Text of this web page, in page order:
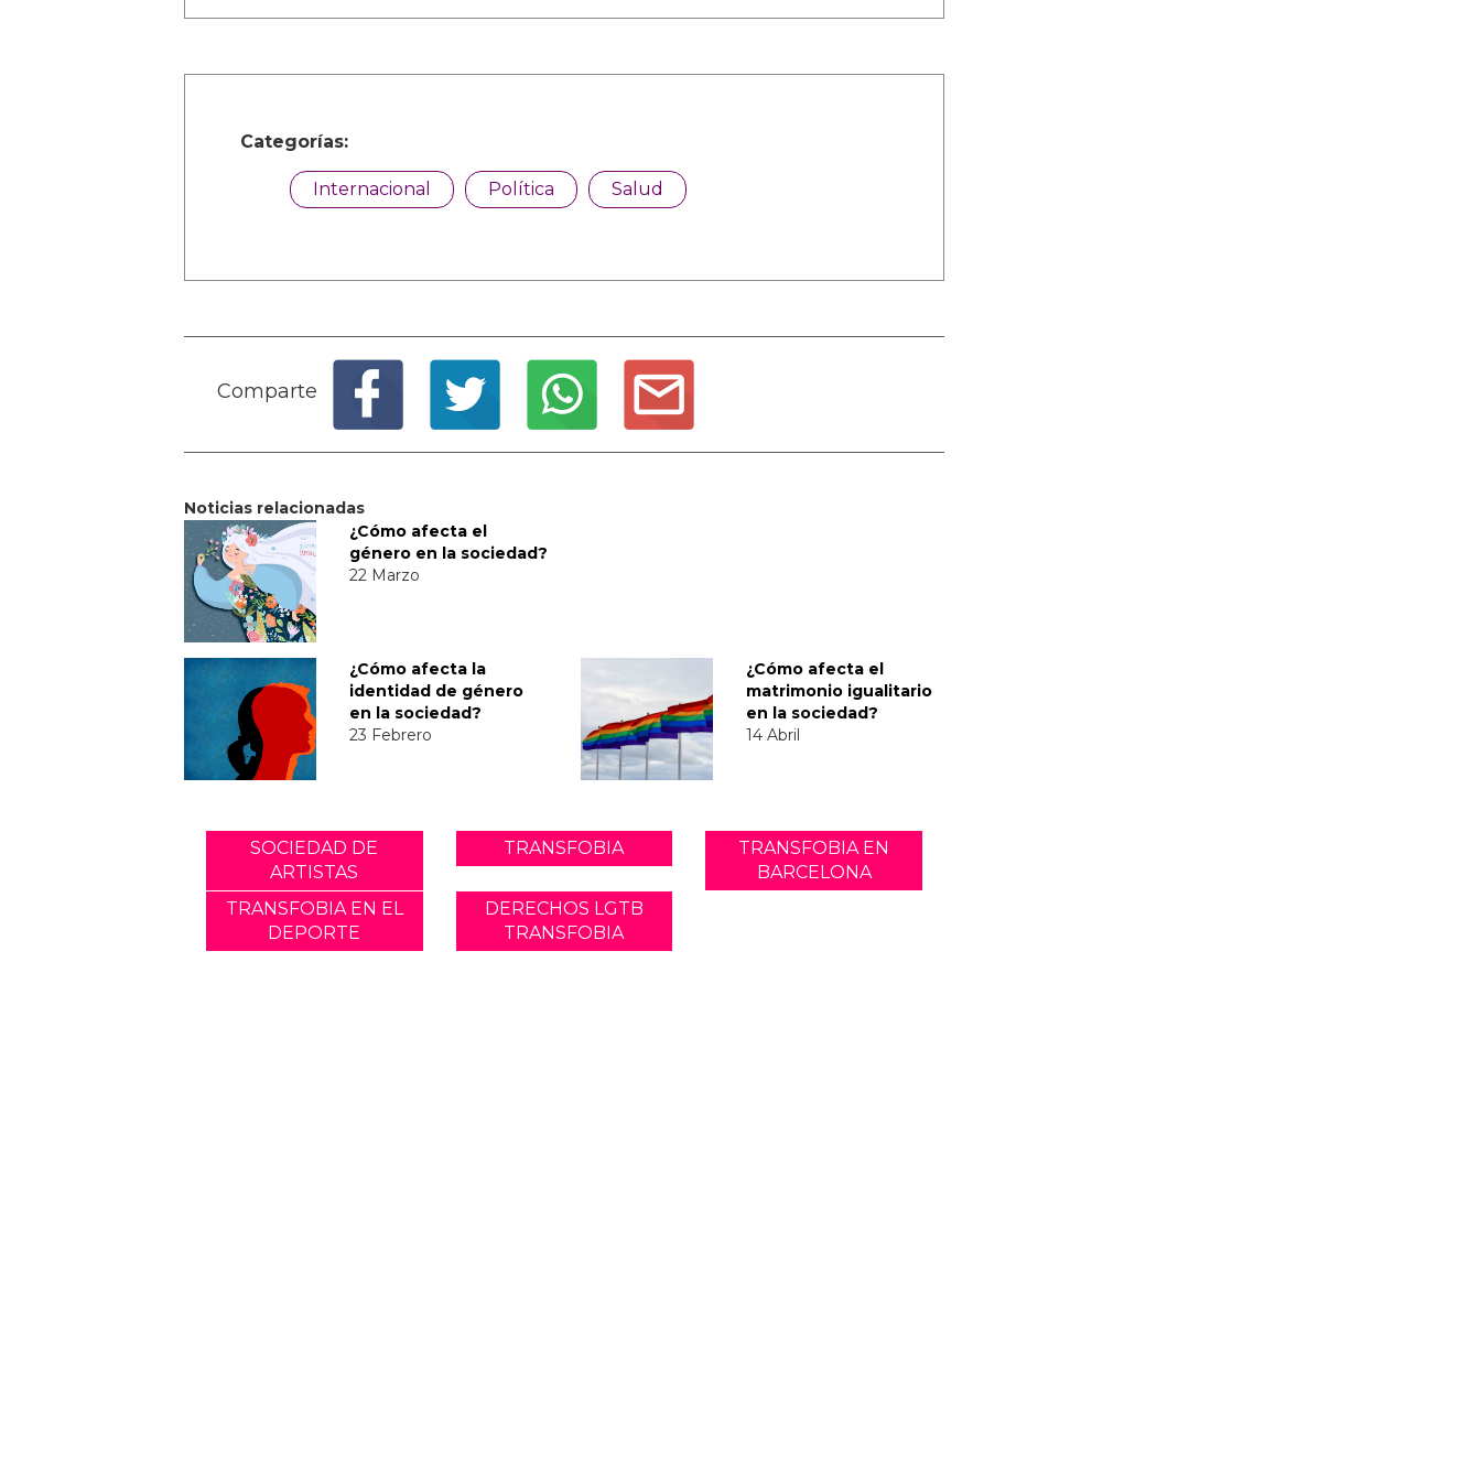
Categorías:
Internacional Política Salud
Comparte
Noticias relacionadas
¿Cómo afecta el
género en la sociedad?
22 Marzo
¿Cómo afecta la
identidad de género
en la sociedad?
23 Febrero
¿Cómo afecta el
matrimonio igualitario
en la sociedad?
14 Abril
SOCIEDAD DE
ARTISTAS
TRANSFOBIA
TRANSFOBIA EN
BARCELONA
TRANSFOBIA EN EL
DEPORTE
DERECHOS LGTB
TRANSFOBIA